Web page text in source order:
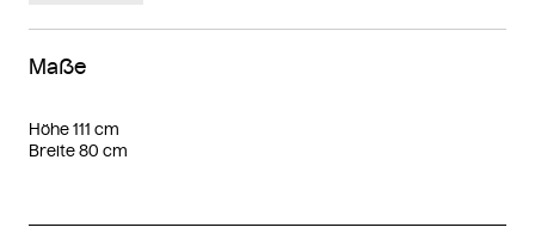
Maße
Höhe 111 cm
Breite 80 cm